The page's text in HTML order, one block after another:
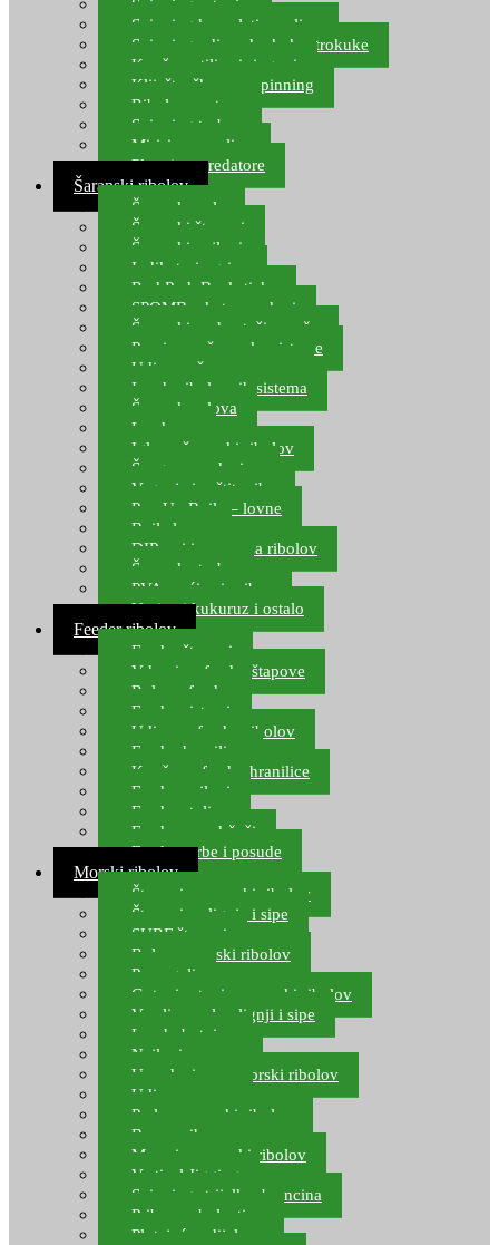
Spinning setovi
Spinning kompleti varalica
Spinning udice, dvokuke, trokuke
Kopče, vrtilice i ringovi
Kliješta, škare za spinning
Ribolov pastrve
Spinning torbe
Mirisi za varalice
Plovci za predatore
Šaranski ribolov
Šaranske role
Šaranski štapovi
Šaranski najloni
Indikatori ugriza
Rod Pod, Banksticks
SPOMB rakete, markeri
Šaranski podmetači, mreže
Pernice za šaranske sisteme
Udice za šarana, amura
Izrada ribolovnih sistema
Šaranska olova
Leadcore
Igle za šaranski ribolov
Špage, upredenice
Vaganje i zaštita ribe
Pop Up Boile – lovne
Boile lovne
DIP-ovi i arome za ribolov
Šaranske torbe
PVA vrećice i pribor
Umjetni kukuruz i ostalo
Feeder ribolov
Feeder štapovi
Vrhovi za feeder štapove
Role za feeder
Feeder sistemi
Udice za feeder ribolov
Feeder hranilice
Kopče za feeder hranilice
Feeder najloni
Feeder stolice
Feeder arm držači
Feeder torbe i posude
Morski ribolov
Štapovi za morski ribolov
Štapovi za lignje i sipe
SURF štapovi
Role za morski ribolov
Parangali
Gotovi setovi za morski ribolov
Varalice za lov lignji i sipe
Lov hobotnice
Najloni za more
Upredenice za morski ribolov
Udice za more
Perle za morski ribolov
Brum prihrana za more
Mamci za morski ribolov
Vertical Jigging
Spinning strijelke, brancina
Pribor za bolentino
Plutajuća odijela